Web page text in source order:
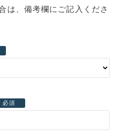
は、備考欄にご記入くださ
必須